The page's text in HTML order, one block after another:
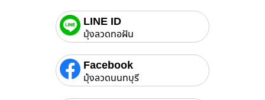
LINE ID
มุ้งลวดทอฝัน
Facebook
มุ้งลวดนนทบุรี